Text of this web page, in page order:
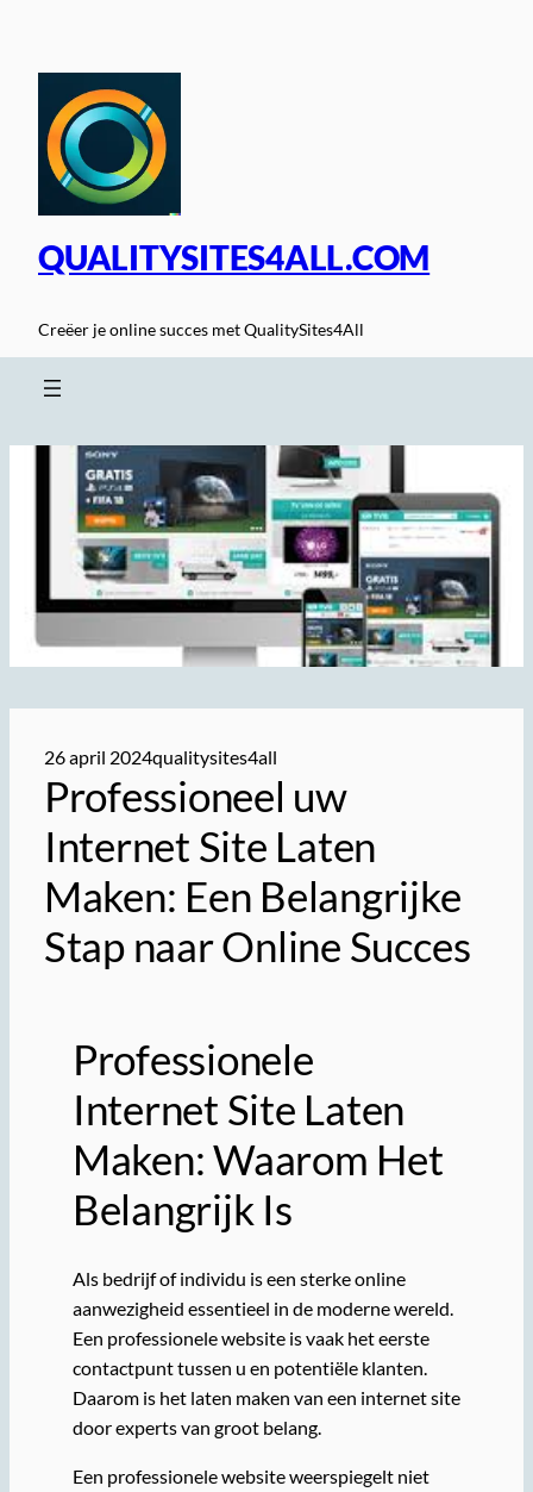
inhoud
QUALITYSITES4ALL.COM
Creëer je online succes met QualitySites4All
26 april 2024qualitysites4all
Professioneel uw
Internet Site Laten
Maken: Een Belangrijke
Stap naar Online Succes
Professionele
Internet Site Laten
Maken: Waarom Het
Belangrijk Is
Als bedrijf of individu is een sterke online
aanwezigheid essentieel in de moderne wereld.
Een professionele website is vaak het eerste
contactpunt tussen u en potentiële klanten.
Daarom is het laten maken van een internet site
door experts van groot belang.
Een professionele website weerspiegelt niet